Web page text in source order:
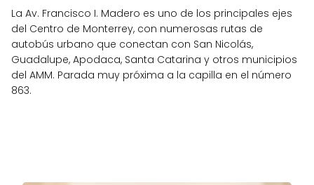
La Av. Francisco I. Madero es uno de los principales ejes
del Centro de Monterrey, con numerosas rutas de
autobús urbano que conectan con San Nicolás,
Guadalupe, Apodaca, Santa Catarina y otros municipios
del AMM. Parada muy próxima a la capilla en el número
863.